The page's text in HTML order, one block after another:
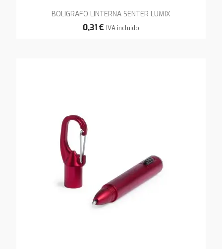
BOLIGRAFO LINTERNA SENTER LUMIX
0,31 € IVA incluido